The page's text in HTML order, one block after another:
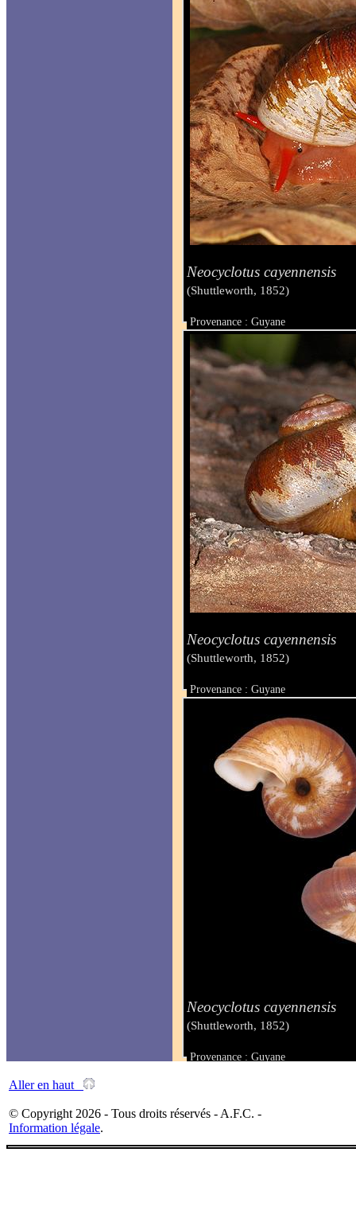
Neocyclotus cayennensis
(Shuttleworth, 1852)
Provenance : Guyane
Taille : 22 mm
Neocyclotus cayennensis
(Shuttleworth, 1852)
Provenance : Guyane
Taille : 22 mm
Neocyclotus cayennensis
(Shuttleworth, 1852)
Provenance : Guyane
Aller en haut
© Copyright 2026 - Tous droits réservés - A.F.C. -
Information légale.